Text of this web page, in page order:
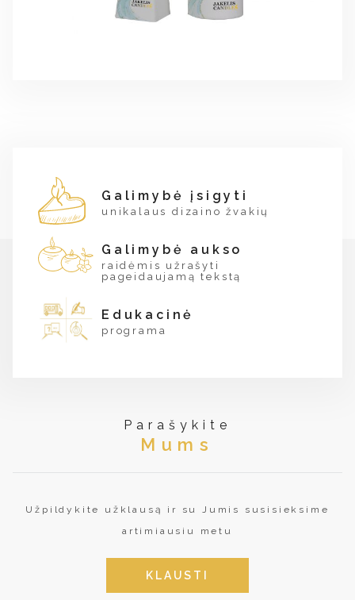
Galimybė įsigyti
unikalaus dizaino žvakių
Galimybė aukso
raidėmis užrašyti
pageidaujamą tekstą
Edukacinė
programa
Parašykite
Mums
Užpildykite užklausą ir su Jumis susisieksime
artimiausiu metu
KLAUSTI